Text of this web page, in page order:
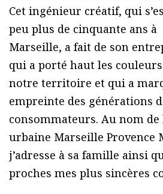
Cet ingénieur créatif, qui
peu plus de cinquante ans à
Marseille, a fait de son
qui a porté haut les
notre territoire et qui a
empreinte des générations
consommateurs. Au nom
urbaine Marseille Provence
j’adresse à sa famille ainsi
proches mes plus sincères